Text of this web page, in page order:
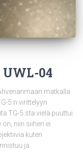
04
matkalla
5:n virittelyyn
TG-5:sta vielä puuttui
niin siihen ei
kuten
ja